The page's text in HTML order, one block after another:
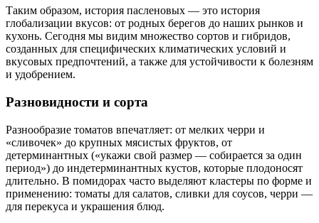
Таким образом, история пасленовых — это история
глобализации вкусов: от родных берегов до наших рынков и
кухонь. Сегодня мы видим множество сортов и гибридов,
созданных для специфических климатических условий и
вкусовых предпочтений, а также для устойчивости к болезням
и удобрением.
Разновидности и сорта
Разнообразие томатов впечатляет: от мелких черри и
«сливочек» до крупных мясистых фруктов, от
детерминантных («укажи свой размер — собирается за один
период») до индетерминантных кустов, которые плодоносят
длительно. В помидорах часто выделяют кластеры по форме и
применению: томаты для салатов, сливки для соусов, черри —
для перекуса и украшения блюд.